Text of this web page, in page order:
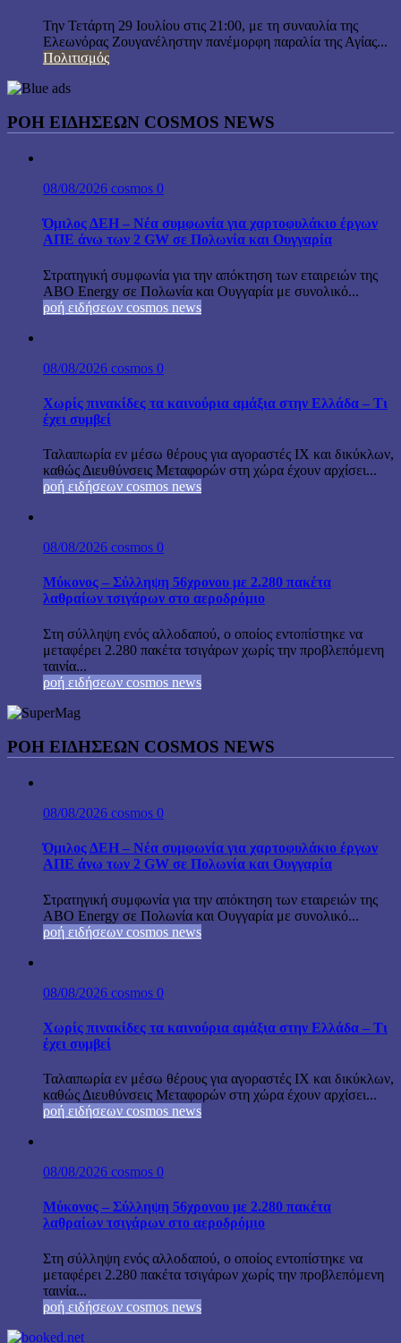
Την Τετάρτη 29 Ιουλίου στις 21:00, με τη συναυλία της
Ελεωνόρας Ζουγανέληστην πανέμορφη παραλία της Αγίας...
Πολιτισμός
ΡΟΗ ΕΙΔΗΣΕΩΝ COSMOS NEWS
08/08/2026 cosmos 0
Όμιλος ΔΕΗ – Νέα συμφωνία για χαρτοφυλάκιο έργων
ΑΠΕ άνω των 2 GW σε Πολωνία και Ουγγαρία
Στρατηγική συμφωνία για την απόκτηση των εταιρειών της
ABO Energy σε Πολωνία και Ουγγαρία με συνολικό...
ροή ειδήσεων cosmos news
08/08/2026 cosmos 0
Χωρίς πινακίδες τα καινούρια αμάξια στην Ελλάδα – Τι
έχει συμβεί
Ταλαιπωρία εν μέσω θέρους για αγοραστές ΙΧ και δικύκλων,
καθώς Διευθύνσεις Μεταφορών στη χώρα έχουν αρχίσει...
ροή ειδήσεων cosmos news
08/08/2026 cosmos 0
Μύκονος – Σύλληψη 56χρονου με 2.280 πακέτα
λαθραίων τσιγάρων στο αεροδρόμιο
Στη σύλληψη ενός αλλοδαπού, ο οποίος εντοπίστηκε να
μεταφέρει 2.280 πακέτα τσιγάρων χωρίς την προβλεπόμενη
ταινία...
ροή ειδήσεων cosmos news
ΡΟΉ ΕΙΔΉΣΕΩΝ COSMOS NEWS
08/08/2026 cosmos 0
Όμιλος ΔΕΗ – Νέα συμφωνία για χαρτοφυλάκιο έργων
ΑΠΕ άνω των 2 GW σε Πολωνία και Ουγγαρία
Στρατηγική συμφωνία για την απόκτηση των εταιρειών της
ABO Energy σε Πολωνία και Ουγγαρία με συνολικό...
ροή ειδήσεων cosmos news
08/08/2026 cosmos 0
Χωρίς πινακίδες τα καινούρια αμάξια στην Ελλάδα – Τι
έχει συμβεί
Ταλαιπωρία εν μέσω θέρους για αγοραστές ΙΧ και δικύκλων,
καθώς Διευθύνσεις Μεταφορών στη χώρα έχουν αρχίσει...
ροή ειδήσεων cosmos news
08/08/2026 cosmos 0
Μύκονος – Σύλληψη 56χρονου με 2.280 πακέτα
λαθραίων τσιγάρων στο αεροδρόμιο
Στη σύλληψη ενός αλλοδαπού, ο οποίος εντοπίστηκε να
μεταφέρει 2.280 πακέτα τσιγάρων χωρίς την προβλεπόμενη
ταινία...
ροή ειδήσεων cosmos news